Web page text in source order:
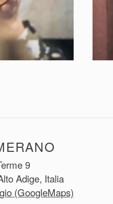
9
Adige, Italia
(GoogleMaps)